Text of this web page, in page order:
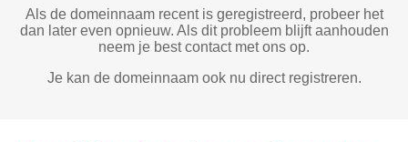
Als de domeinnaam recent is geregistreerd, probeer het
dan later even opnieuw. Als dit probleem blijft aanhouden
neem je best contact met ons op.
Je kan de domeinnaam ook nu direct registreren.